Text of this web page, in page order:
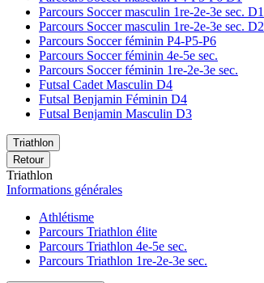
Parcours Soccer masculin 1re-2e-3e sec. D1
Parcours Soccer masculin 1re-2e-3e sec. D2
Parcours Soccer féminin P4-P5-P6
Parcours Soccer féminin 4e-5e sec.
Parcours Soccer féminin 1re-2e-3e sec.
Futsal Cadet Masculin D4
Futsal Benjamin Féminin D4
Futsal Benjamin Masculin D3
Triathlon
Retour
Triathlon
Informations générales
Athlétisme
Parcours Triathlon élite
Parcours Triathlon 4e-5e sec.
Parcours Triathlon 1re-2e-3e sec.